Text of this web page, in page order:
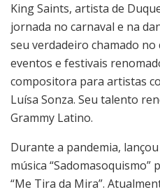
King Saints, artista de
jornada no carnaval e na
seu verdadeiro chamado
eventos e festivais
compositora para artistas
Luísa Sonza. Seu talento
Grammy Latino.
Durante a pandemia, lançou
música
“Me Tira da Mira”.